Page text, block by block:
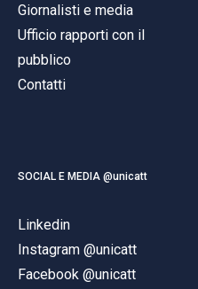
Giornalisti e media
Ufficio rapporti con il
pubblico
Contatti
SOCIAL E MEDIA @unicatt
Linkedin
Instagram @unicatt
Facebook @unicatt